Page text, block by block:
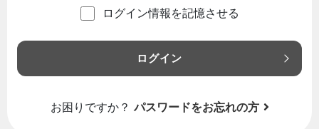
ログイン情報を記憶させる
ログイン
お困りですか？ パスワードをお忘れの方